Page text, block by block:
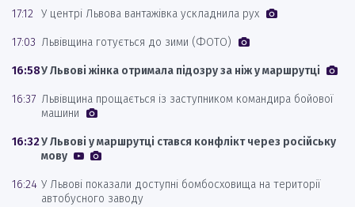
17:12 У центрі Львова вантажівка ускладнила рух
17:03 Львівщина готується до зими (ФОТО)
16:58У Львові жінка отримала підозру за ніж у маршрутці
16:37 Львівщина прощається із заступником командира бойової
машини
16:32У Львові у маршрутці стався конфлікт через російську
мову
16:24 У Львові показали доступні бомбосховища на території
автобусного заводу